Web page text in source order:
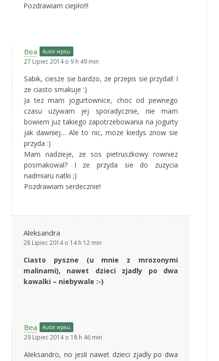
Pozdrawiam ciepło!!!
Bea Autor wpisu
27 Lipiec 2014 o 9 h 49 min
Sabik, ciesze sie bardzo, ze przepis sie przydal! I
ze ciasto smakuje :)
Ja tez mam jogurtownice, choc od pewnego
czasu uzywam jej sporadycznie, nie mam
bowiem juz takiego zapotrzebowania na jogurty
jak dawniej… Ale to nic, moze kiedys znow sie
przyda :)
Mam nadzieje, ze sos pietruszkowy rowniez
posmakowal? I ze przyda sie do zuzycia
nadmiaru natki ;)
Pozdrawiam serdecznie!
Aleksandra
28 Lipiec 2014 o 14 h 12 min
Ciasto pyszne (u mnie z mrozonymi
malinami), nawet dzieci zjadly po dwa
kawalki – niebywale :-)
Bea Autor wpisu
29 Lipiec 2014 o 18 h 46 min
Aleksandro, no jesli nawet dzieci zjadly po dwa